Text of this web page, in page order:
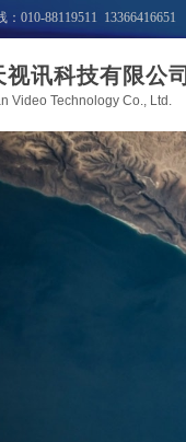
010-88119511 13366416651
讯科技有限公司
Video Technology Co., Ltd.